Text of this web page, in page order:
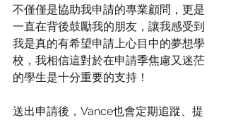
不僅僅是協助我申請的專業顧問，更是
一直在背後鼓勵我的朋友，讓我感受到
我是真的有希望申請上心目中的夢想學
校，我相信這對於在申請季焦慮又迷茫
的學生是十分重要的支持！
送出申請後，Vance也會定期追蹤、提